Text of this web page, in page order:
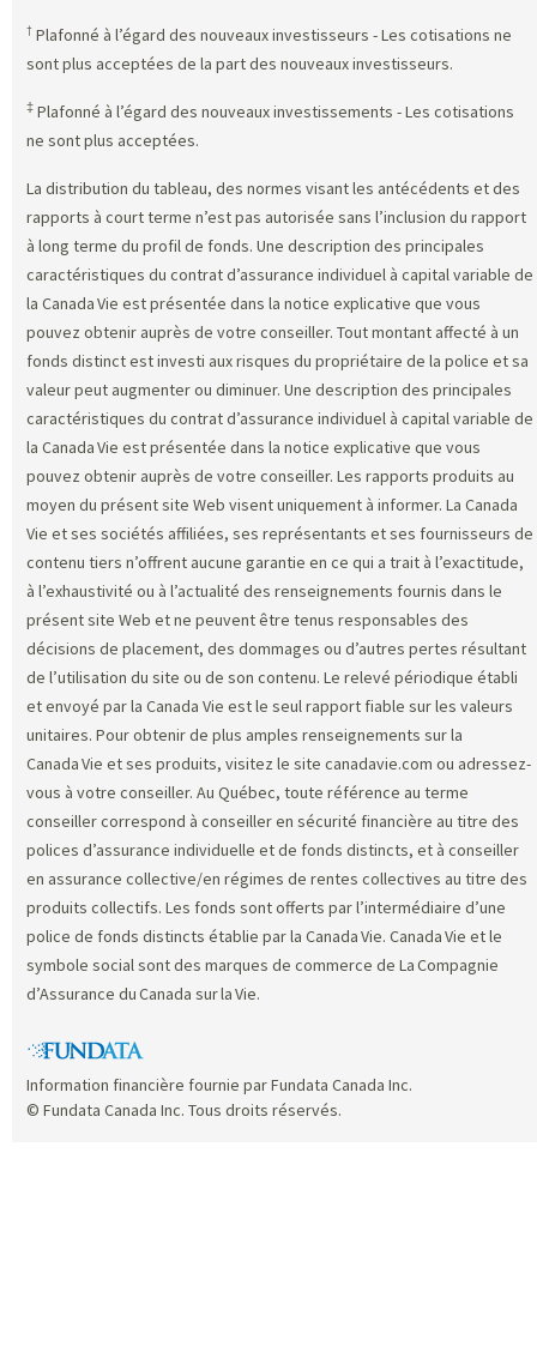
† Plafonné à l’égard des nouveaux investisseurs - Les cotisations ne
sont plus acceptées de la part des nouveaux investisseurs.
‡ Plafonné à l’égard des nouveaux investissements - Les cotisations
ne sont plus acceptées.
La distribution du tableau, des normes visant les antécédents et des
rapports à court terme n’est pas autorisée sans l’inclusion du rapport
à long terme du profil de fonds. Une description des principales
caractéristiques du contrat d’assurance individuel à capital variable de
la Canada Vie est présentée dans la notice explicative que vous
pouvez obtenir auprès de votre conseiller. Tout montant affecté à un
fonds distinct est investi aux risques du propriétaire de la police et sa
valeur peut augmenter ou diminuer. Une description des principales
caractéristiques du contrat d’assurance individuel à capital variable de
la Canada Vie est présentée dans la notice explicative que vous
pouvez obtenir auprès de votre conseiller. Les rapports produits au
moyen du présent site Web visent uniquement à informer. La Canada
Vie et ses sociétés affiliées, ses représentants et ses fournisseurs de
contenu tiers n’offrent aucune garantie en ce qui a trait à l’exactitude,
à l’exhaustivité ou à l’actualité des renseignements fournis dans le
présent site Web et ne peuvent être tenus responsables des
décisions de placement, des dommages ou d’autres pertes résultant
de l’utilisation du site ou de son contenu. Le relevé périodique établi
et envoyé par la Canada Vie est le seul rapport fiable sur les valeurs
unitaires. Pour obtenir de plus amples renseignements sur la
Canada Vie et ses produits, visitez le site canadavie.com ou adressez-
vous à votre conseiller. Au Québec, toute référence au terme
conseiller correspond à conseiller en sécurité financière au titre des
polices d’assurance individuelle et de fonds distincts, et à conseiller
en assurance collective/en régimes de rentes collectives au titre des
produits collectifs. Les fonds sont offerts par l’intermédiaire d’une
police de fonds distincts établie par la Canada Vie. Canada Vie et le
symbole social sont des marques de commerce de La Compagnie
d’Assurance du Canada sur la Vie.
Information financière fournie par Fundata Canada Inc.
© Fundata Canada Inc. Tous droits réservés.